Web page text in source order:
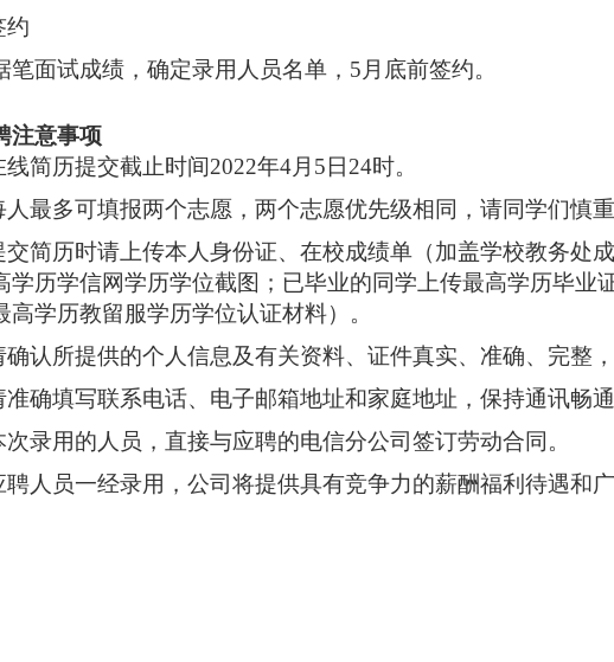
约
笔面试成绩，确定录用人员名单，5月底前签约。
注意事项
线简历提交截止时间2022年4月5日24时。
人最多可填报两个志愿，两个志愿优先级相同，请同学们慎重
交简历时请上传本人身份证、在校成绩单（加盖学校教务处
学历学信网学历学位截图；已毕业的同学上传最高学历毕业
高学历教留服学历学位认证材料）。
确认所提供的个人信息及有关资料、证件真实、准确、完整
准确填写联系电话、电子邮箱地址和家庭地址，保持通讯畅
次录用的人员，直接与应聘的电信分公司签订劳动合同。
聘人员一经录用，公司将提供具有竞争力的薪酬福利待遇和广